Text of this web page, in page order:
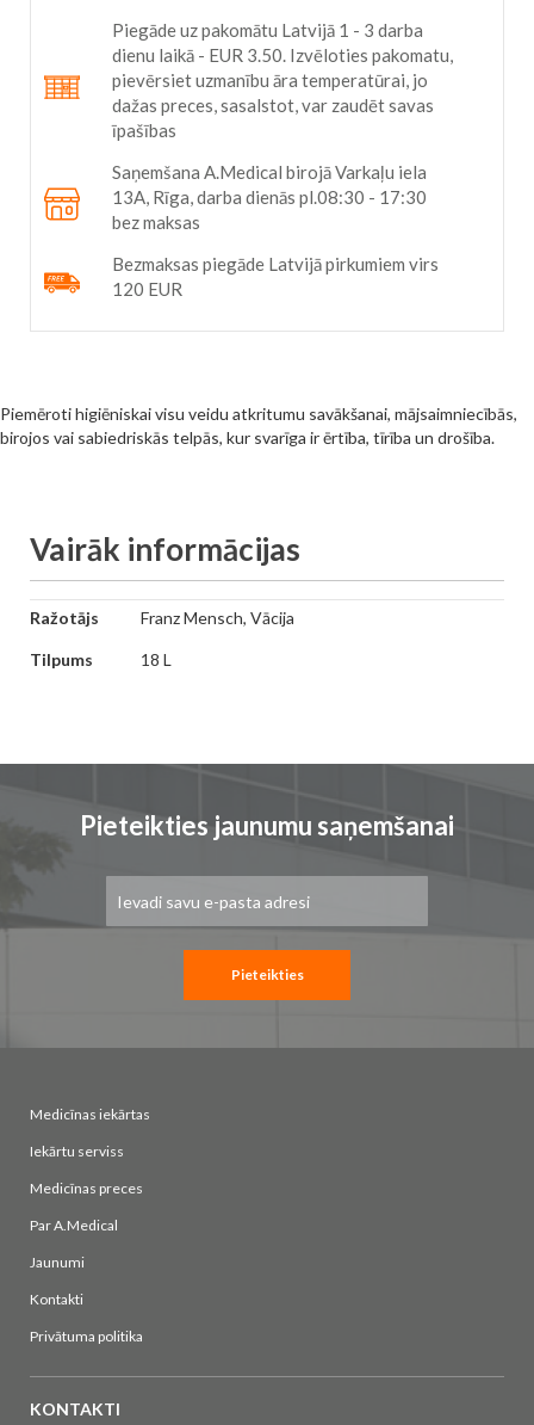
Piegāde uz pakomātu Latvijā 1 - 3 darba
dienu laikā - EUR 3.50. Izvēloties pakomatu,
pievērsiet uzmanību āra temperatūrai, jo
dažas preces, sasalstot, var zaudēt savas
īpašības
Saņemšana A.Medical birojā Varkaļu iela
13A, Rīga, darba dienās pl.08:30 - 17:30
bez maksas
Bezmaksas piegāde Latvijā pirkumiem virs
120 EUR
Piemēroti higiēniskai visu veidu atkritumu savākšanai, mājsaimniecībās,
birojos vai sabiedriskās telpās, kur svarīga ir ērtība, tīrība un drošība.
Vairāk informācijas
Vairāk
Ražotājs Franz Mensch, Vācija
Tilpums 18 L
Pieteikties jaunumu saņemšanai
saņemšanai:
Pieteikties
Medicīnas iekārtas
Iekārtu serviss
Medicīnas preces
Par A.Medical
Jaunumi
Kontakti
Privātuma politika
KONTAKTI